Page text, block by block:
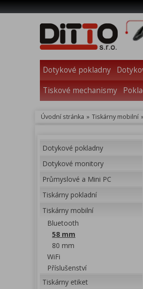
Dotykové pokladny
Tiskové mechanismy
Úvodní stránka » Tiskárny mobilní
Dotykové pokladny
Dotykové monitory
Průmyslové a Mini PC
Tiskárny pokladní
Tiskárny mobilní
Bluetooth
58 mm
80 mm
WiFi
Příslušenství
Tiskárny etiket